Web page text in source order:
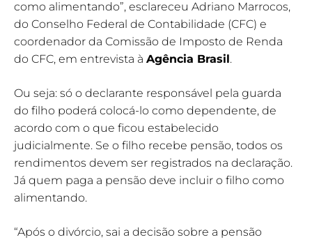
como alimentando”, esclareceu Adriano Marrocos,
do Conselho Federal de Contabilidade (CFC) e
coordenador da Comissão de Imposto de Renda
do CFC, em entrevista à Agência Brasil.
Ou seja: só o declarante responsável pela guarda
do filho poderá colocá-lo como dependente, de
acordo com o que ficou estabelecido
judicialmente. Se o filho recebe pensão, todos os
rendimentos devem ser registrados na declaração.
Já quem paga a pensão deve incluir o filho como
alimentando.
“Após o divórcio, sai a decisão sobre a pensão